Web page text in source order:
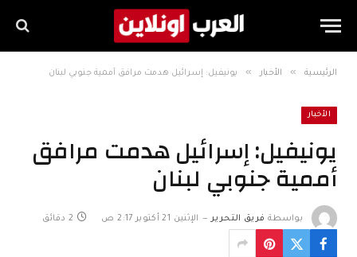
الرئيسية » الأخبار » يونيفيل: إسرائيل هدمت مرافق أممية جنوبي لبنان
الأخبار
يونيفيل: إسرائيل هدمت مرافق
أممية جنوبي لبنان
بواسطة فريق التحرير الإثنين 21 أكتوبر 2:17 ص 2 دقائق